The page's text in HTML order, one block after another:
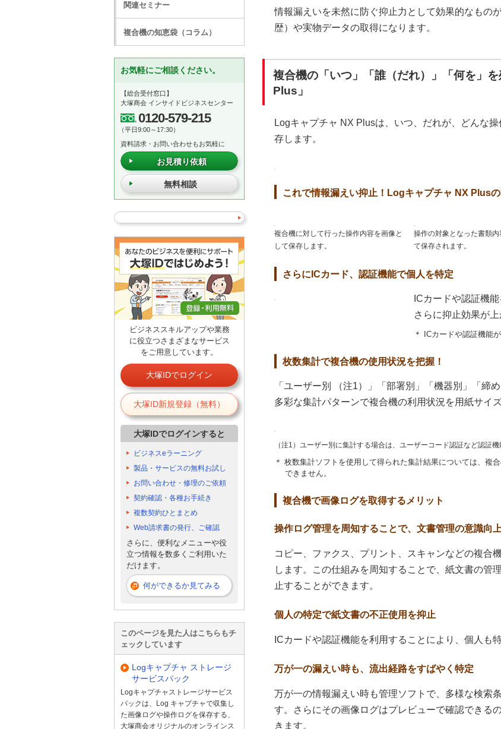
情報漏えいを未然に防ぐ抑止力として効果的なもの
歴）や実物データの取得になります。
複合機の「いつ」「誰（だれ）」「何を」
Plus」
Logキャプチャ NX Plusは、いつ、だれが、どんな
存します。
これで情報漏えい抑止！Logキャプチャ NX Plus
複合機に対して行った操作内容を画像と
して保存します。
操作の対象となった書類内
て保存されます。
さらにICカード、認証機能で個人を特定
ICカードや認証機
さらに抑止効果が上
＊ ICカードや認証機能
枚数集計で複合機の使用状況を把握！
「ユーザー別 （注1）」「部署別」「機器別」「締
多彩な集計パターンで複合機の利用状況を用紙サイ
（注1）ユーザー別に集計する場合は、ユーザーコード認証など認証機
＊ 枚数集計ソフトを使用して得られた集計結果については、複
できません。
複合機で画像ログを取得するメリット
操作ログ管理を周知することで、文書管理の意識向上
コピー、ファクス、プリント、スキャンなどの複合
します。この仕組みを周知することで、紙文書の管
止することができます。
個人の特定で紙文書の不正使用を抑止
ICカードや認証機能を利用することにより、個人も
万が一の漏えい時も、流出経路をすばやく特定
万が一の情報漏えい時も管理ソフトで、多様な検索
す。さらにその画像ログはプレビューで確認できる
きます。
関連セミナー
複合機の知恵袋（コラム）
お気軽にご相談ください。
【総合受付窓口】
大塚商会 インサイドビジネスセンター
0120-579-215
（平日9:00～17:30）
資料請求・お問い合わせもお気軽に
お見積り依頼
無料相談
ビジネススキルアップや業務
に役立つさまざまなサービス
をご用意しています。
大塚IDでログイン
大塚ID新規登録（無料）
大塚IDでログインすると
ビジネスeラーニング
製品・サービスの無料お試し
お問い合わせ・修理のご依頼
契約確認・各種お手続き
複数契約ひとまとめ
Web請求書の発行、ご確認
さらに、便利なメニューや役
立つ情報を数多くご利用いた
だけます。
何ができるか見てみる
このページを見た人はこちらもチ
ェックしています
Logキャプチャ ストレージ
サービスパック
Logキャプチャストレージサービス
パックは、Log キャプチャで収集し
た画像ログや操作ログを保存する、
大塚商会オリジナルのオンラインス